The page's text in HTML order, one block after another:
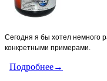
Сегодня я бы хотел немного
конкретными примерами.
Подробнее→